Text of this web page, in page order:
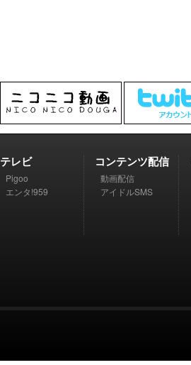
テレビ
Pigoo
エンタ!959
コンテンツ配信
動画配信
アイドルSMS